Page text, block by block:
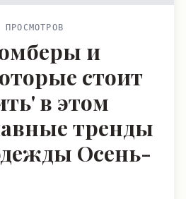
ПРОСМОТРОВ
и
стоит
в этом
тренды
Осень-